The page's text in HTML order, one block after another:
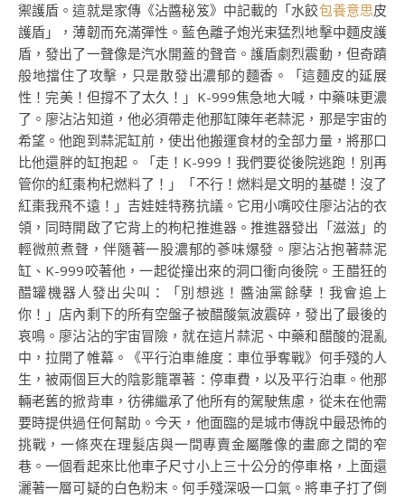
禦護盾。這就是家傳《沾醬秘笈》中記載的「水餃包養意思皮
護盾」，薄韌而充滿彈性。藍色離子炮光束猛烈地擊中麵皮護
盾，發出了一聲像是汽水開蓋的聲音。護盾劇烈震動，但奇蹟
般地擋住了攻擊，只是散發出濃郁的麵香。「這麵皮的延展
性！完美！但撐不了太久！」K-999焦急地大喊，中藥味更濃
了。廖沾沾知道，他必須帶走他那缸陳年老蒜泥，那是宇宙的
希望。他跑到蒜泥缸前，使出他搬運食材的全部力量，將那口
比他還胖的缸抱起。「走！K-999！我們要從後院逃跑！別再
管你的紅棗枸杞燃料了！」「不行！燃料是文明的基礎！沒了
紅棗我飛不遠！」吉娃娃特務抗議。它用小嘴咬住廖沾沾的衣
領，同時開啟了它背上的枸杞推進器。推進器發出「滋滋」的
輕微煎煮聲，伴隨著一股濃郁的蔘味爆發。廖沾沾抱著蒜泥
缸、K-999咬著他，一起從撞出來的洞口衝向後院。王醋狂的
醋罐機器人發出尖叫：「別想逃！醬油黨餘孽！我會追上
你！」店內剩下的所有空盤子被醋酸氣波震碎，發出了最後的
哀鳴。廖沾沾的宇宙冒險，就在這片蒜泥、中藥和醋酸的混亂
中，拉開了帷幕。《平行泊車維度：車位爭奪戰》何手殘的人
生，被兩個巨大的陰影籠罩著：停車費，以及平行泊車。他那
輛老舊的掀背車，彷彿繼承了他所有的駕駛焦慮，從未在他需
要時提供過任何幫助。今天，他面臨的是城市傳說中最恐怖的
挑戰，一條夾在理髮店與一間專賣金屬雕像的畫廊之間的窄
巷。一個看起來比他車子尺寸小上三十公分的停車格，上面還
灑著一層可疑的白色粉末。何手殘深吸一口氣。將車子打了倒